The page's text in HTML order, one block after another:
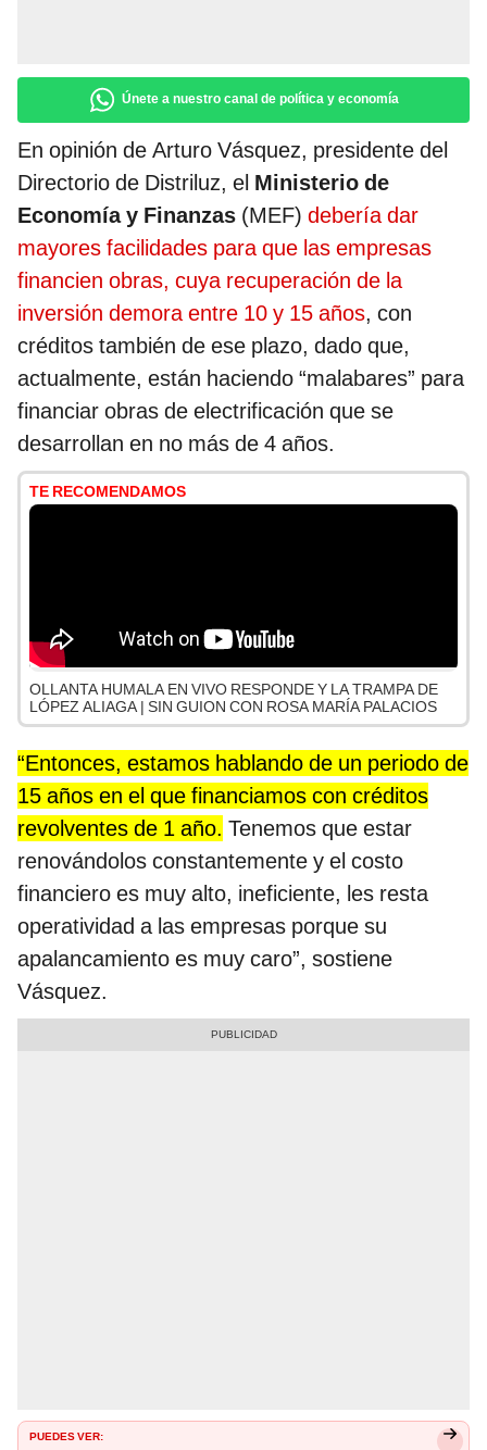
Únete a nuestro canal de política y economía
En opinión de Arturo Vásquez, presidente del
Directorio de Distriluz, el Ministerio de
Economía y Finanzas (MEF) debería dar
mayores facilidades para que las empresas
financien obras, cuya recuperación de la
inversión demora entre 10 y 15 años, con
créditos también de ese plazo, dado que,
actualmente, están haciendo “malabares” para
financiar obras de electrificación que se
desarrollan en no más de 4 años.
TE RECOMENDAMOS
OLLANTA HUMALA EN VIVO RESPONDE Y LA TRAMPA DE
LÓPEZ ALIAGA | SIN GUION CON ROSA MARÍA PALACIOS
“Entonces, estamos hablando de un periodo de
15 años en el que financiamos con créditos
revolventes de 1 año. Tenemos que estar
renovándolos constantemente y el costo
financiero es muy alto, ineficiente, les resta
operatividad a las empresas porque su
apalancamiento es muy caro”, sostiene
Vásquez.
PUEDES VER: